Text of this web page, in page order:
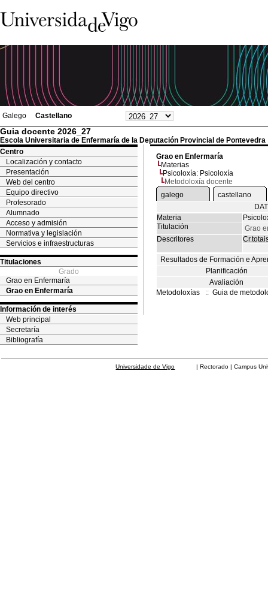
Galego Castellano
Guia docente 2026_27
Escola Universitaria de Enfermaría de la Deputación Provincial de Pontevedra
Centro
Localización y contacto
Presentación
Web del centro
Equipo directivo
Profesorado
Alumnado
Acceso y admisión
Normativa y legislación
Servicios e infraestructuras
Titulaciones
Grado
Grao en Enfermaría
Grao en Enfermaría
Información de interés
Web principal
Secretaría
Bibliografía
Grao en Enfermaría
Materias
Psicoloxía: Psicoloxía
Metodoloxía docente
galego
castellano
Materia
Titulación
Grao
Descritores
Resultados de Formación e
Planificación
Avaliación
Metodoloxías
:: Guia de
Universidade de Vigo | Rectorado | Campus